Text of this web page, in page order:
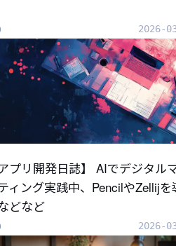
2026-
アプリ開発日誌】 AIでデジタル
ィング実践中、PencilやZellijを
どなど
2026-